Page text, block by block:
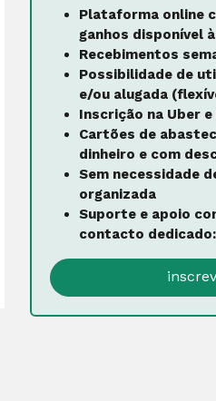
Plataforma online
ganhos disponível
Recebimentos
Possibilidade de
e/ou alugada
Inscrição na Uber
Cartões de
dinheiro e com
Sem necessidade
organizada
Suporte e apoio
contacto dedicado: